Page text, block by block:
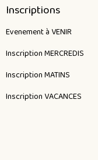
Inscriptions
Evenement à VENIR
Inscription MERCREDIS
Inscription MATINS
Inscription VACANCES